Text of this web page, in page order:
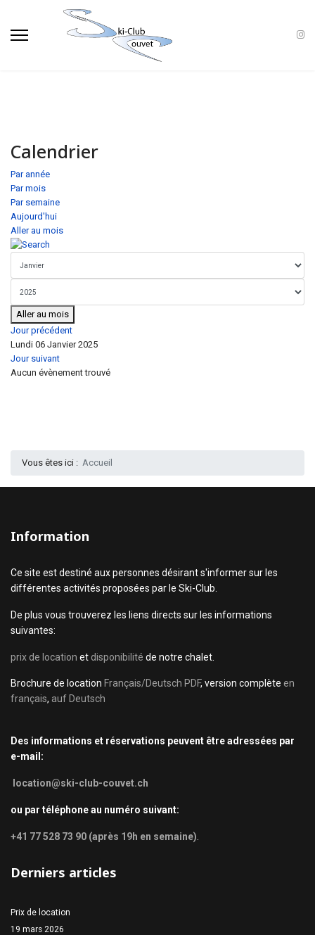
Calendrier
Par année
Par mois
Par semaine
Aujourd'hui
Aller au mois
Aller au mois
Jour précédent
Lundi 06 Janvier 2025
Jour suivant
Aucun évènement trouvé
Vous êtes ici : Accueil
Information
Ce site est destiné aux personnes désirant s'informer sur les
différentes activités proposées par le Ski-Club.
De plus vous trouverez les liens directs sur les informations
suivantes:
prix de location et disponibilité de notre chalet.
Brochure de location Français/Deutsch PDF, version complète en
français, auf Deutsch
Des informations et réservations peuvent être adressées par
e-mail:
location@ski-club-couvet.ch
ou par téléphone au numéro suivant:
+41 77 528 73 90 (après 19h en semaine)
Derniers articles
Prix de location
19 mars 2026